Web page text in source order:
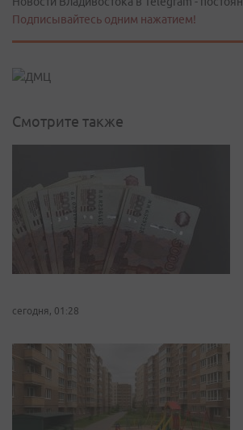
Подписывайтесь одним нажатием!
Смотрите также
сегодня, 01:28